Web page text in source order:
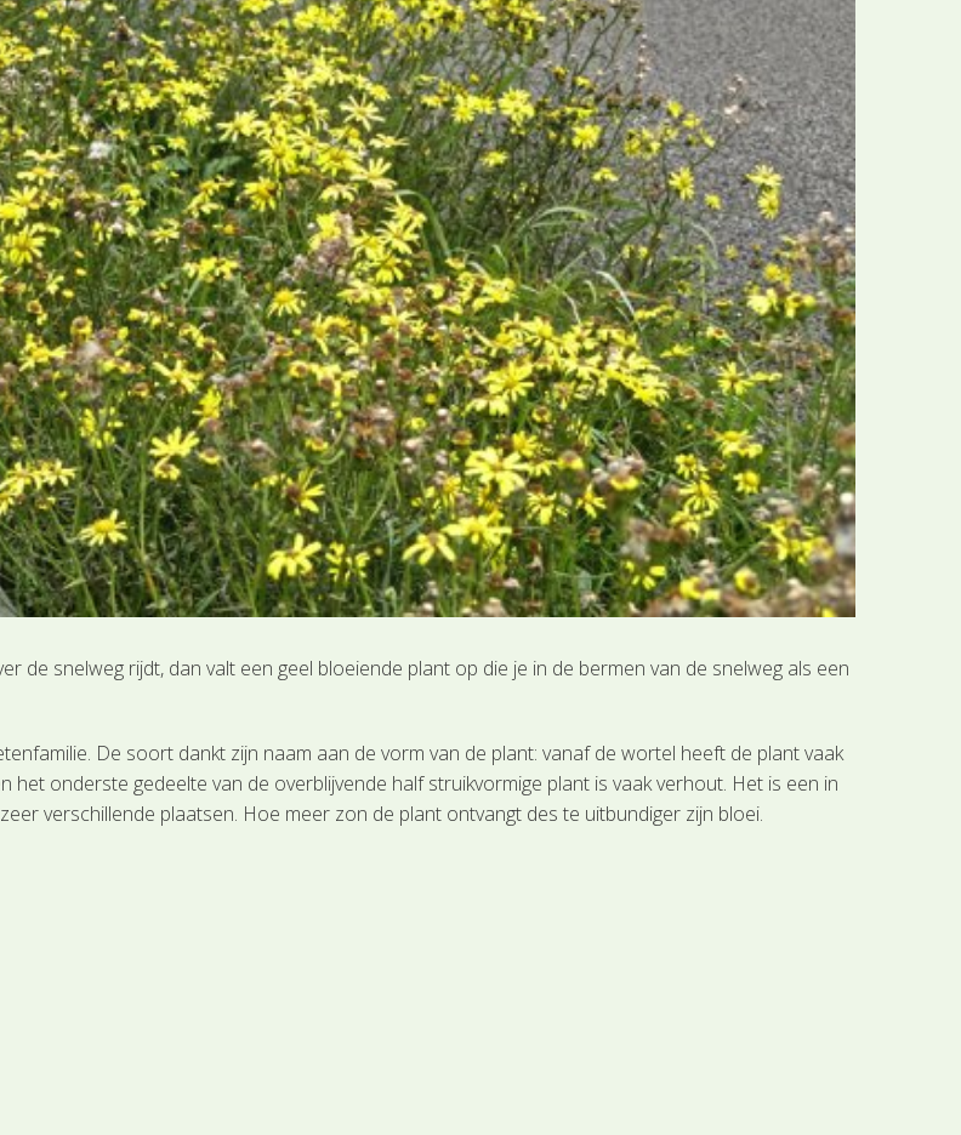
de snelweg rijdt, dan valt een geel bloeiende plant op die je in de bermen van de snelweg als een
De soort dankt zijn naam aan de vorm van de plant: vanaf de wortel heeft de plant vaak
onderste gedeelte van de overblijvende half struikvormige plant is vaak verhout. Het is een in
verschillende plaatsen. Hoe meer zon de plant ontvangt des te uitbundiger zijn bloei.